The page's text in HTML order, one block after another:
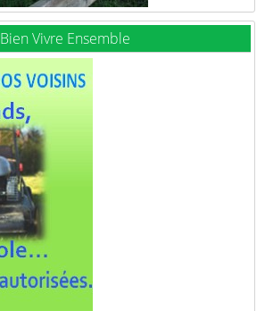
Bien Vivre Ensemble